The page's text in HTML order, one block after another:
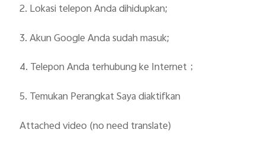
2. Lokasi telepon Anda dihidupkan;
3. Akun Google Anda sudah masuk;
4. Telepon Anda terhubung ke Internet；
5. Temukan Perangkat Saya diaktifkan
Attached video (no need translate)